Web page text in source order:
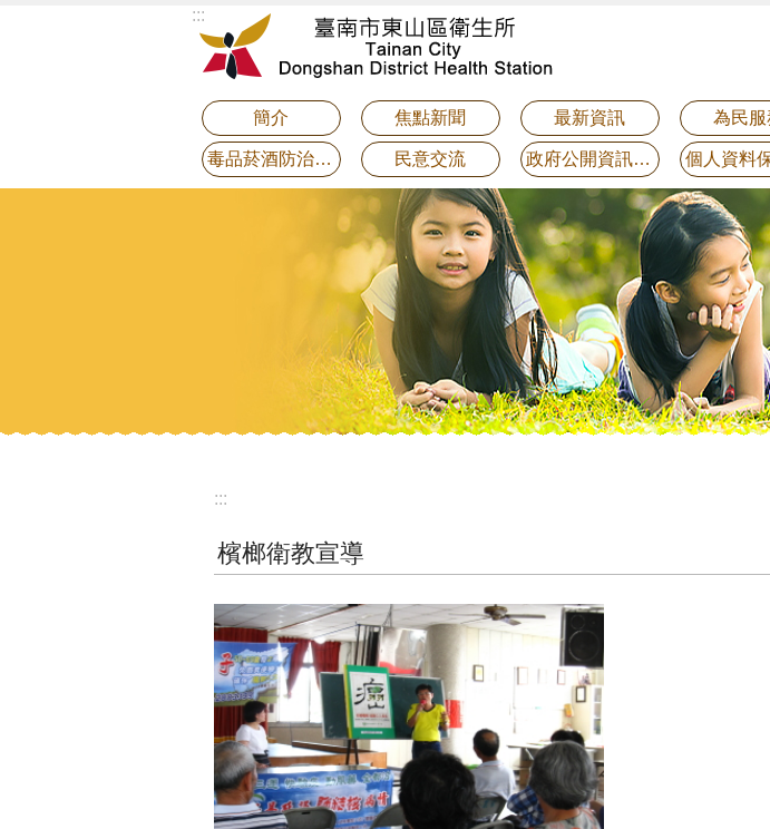
:::
簡介 焦點新聞 最新資訊 為民服
毒品菸酒防治專區 民意交流 政府公開資訊專區
:::
檳榔衛教宣導